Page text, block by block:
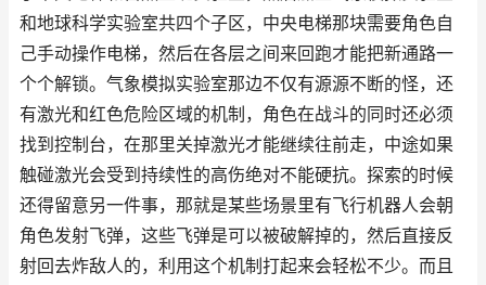
和地球科学实验室共四个子区，中央电梯那块需要角色自
己手动操作电梯，然后在各层之间来回跑才能把新通路一
个个解锁。气象模拟实验室那边不仅有源源不断的怪，还
有激光和红色危险区域的机制，角色在战斗的同时还必须
找到控制台，在那里关掉激光才能继续往前走，中途如果
触碰激光会受到持续性的高伤绝对不能硬抗。探索的时候
还得留意另一件事，那就是某些场景里有飞行机器人会朝
角色发射飞弹，这些飞弹是可以被破解掉的，然后直接反
射回去炸敌人的，利用这个机制打起来会轻松不少。而且